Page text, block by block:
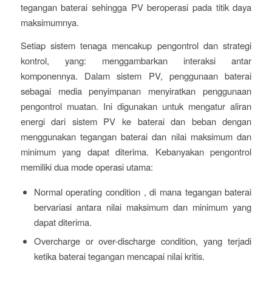
tegangan baterai sehingga PV beroperasi pada titik daya
maksimumnya.
Setiap sistem tenaga mencakup pengontrol dan strategi
kontrol, yang: menggambarkan interaksi antar
komponennya. Dalam sistem PV, penggunaan baterai
sebagai media penyimpanan menyiratkan penggunaan
pengontrol muatan. Ini digunakan untuk mengatur aliran
energi dari sistem PV ke baterai dan beban dengan
menggunakan tegangan baterai dan nilai maksimum dan
minimum yang dapat diterima. Kebanyakan pengontrol
memiliki dua mode operasi utama:
Normal operating condition , di mana tegangan baterai
bervariasi antara nilai maksimum dan minimum yang
dapat diterima.
Overcharge or over-discharge condition, yang terjadi
ketika baterai tegangan mencapai nilai kritis.